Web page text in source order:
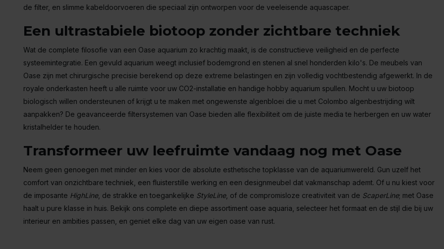
de filter, en slimme kabeldoorvoeren die speciaal zijn ontworpen voor de veeleisende aquascaper.
Een ultrastabiele biotoop zonder zichtbare techniek
Wat de complete filosofie van een Oase aquarium zo krachtig maakt, is de constructieve veiligheid en de perfecte
systeemintegratie. Een gevuld aquarium weegt inclusief bodemgrond en stenen al snel honderden kilo's. De meubels van
Oase zijn met chirurgische precisie berekend op deze extreme belastingen en zijn volledig vochtbestendig afgewerkt. In de
royale onderkasten heeft u alle ruimte voor uw CO2-installatie en handige hobby aquarium spullen. Mocht u uw biotoop
biologisch willen ondersteunen of krijgt u te maken met ongewenste algenbloei die u met Colombo algenbestrijding wilt
aanpakken? De geavanceerde filtersystemen van Oase bieden alle flexibiliteit om de juiste media te herbergen en uw water
kristalhelder te houden.
Transformeer uw leefruimte vandaag nog met Oase
Neem geen genoegen met minder en kies voor de absolute esthetische topklasse van de aquariumwereld. Gun uzelf het
comfort van onzichtbare techniek, een fluisterstille werking en een designmeubel dat vakmanschap ademt. Of u nu kiest voor
de imposante HighLine, de strakke en toegankelijke StyleLine, of de compromisloze creativiteit van de ScaperLine; met Oase
haalt u pure klasse in huis. Bekijk ons complete en diepe assortiment oase aquaria, selecteer het formaat en de stijl die bij uw
interieur en ambities passen, en geniet elke dag van uw eigen oase van rust.